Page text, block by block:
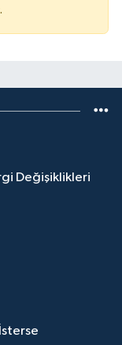
Değişiklikleri